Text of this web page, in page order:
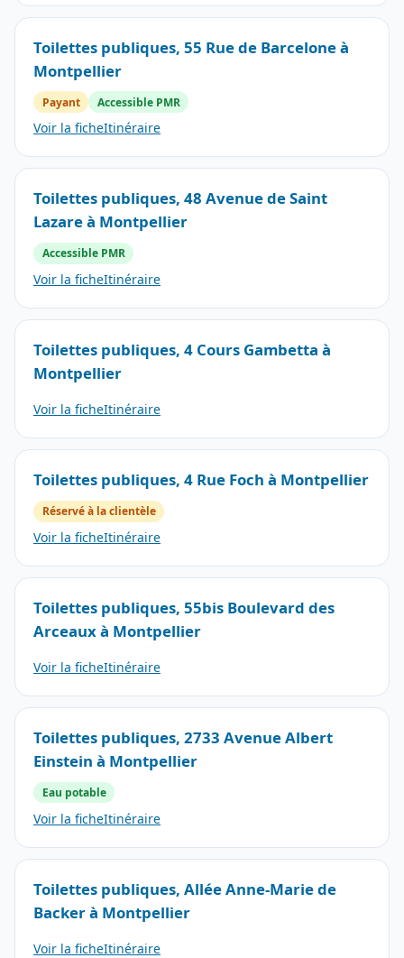
Toilettes publiques, 55 Rue de Barcelone à
Montpellier
Payant Accessible PMR
Voir la ficheItinéraire
Toilettes publiques, 48 Avenue de Saint
Lazare à Montpellier
Accessible PMR
Voir la ficheItinéraire
Toilettes publiques, 4 Cours Gambetta à
Montpellier
Voir la ficheItinéraire
Toilettes publiques, 4 Rue Foch à Montpellier
Réservé à la clientèle
Voir la ficheItinéraire
Toilettes publiques, 55bis Boulevard des
Arceaux à Montpellier
Voir la ficheItinéraire
Toilettes publiques, 2733 Avenue Albert
Einstein à Montpellier
Eau potable
Voir la ficheItinéraire
Toilettes publiques, Allée Anne-Marie de
Backer à Montpellier
Voir la ficheItinéraire